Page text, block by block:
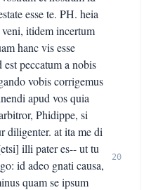
esse te. PH. heia
itidem incertum
hanc vis esse
peccatum a nobis
vobis corrigemus
apud vos quia
Phidippe, si
diligenter. at ita me di
illi pater es-- ut tu
id adeo gnati causa,
quam se ipsum
20